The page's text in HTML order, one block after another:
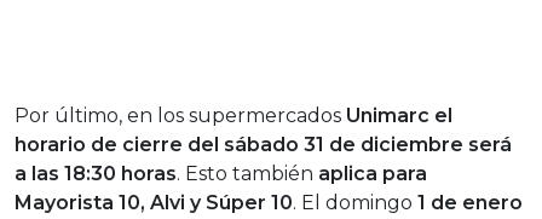
Por último, en los supermercados Unimarc el
horario de cierre del sábado 31 de diciembre será
a las 18:30 horas. Esto también aplica para
Mayorista 10, Alvi y Súper 10. El domingo 1 de enero